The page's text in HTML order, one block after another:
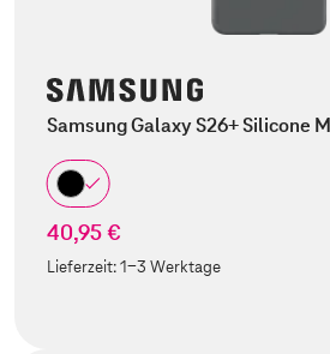
Samsung Galaxy S26+ Silicone
40,95 €
Lieferzeit:1-3 Werktage